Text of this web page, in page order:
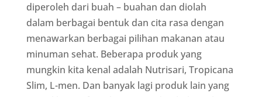
diperoleh dari buah – buahan dan diolah
dalam berbagai bentuk dan cita rasa dengan
menawarkan berbagai pilihan makanan atau
minuman sehat. Beberapa produk yang
mungkin kita kenal adalah Nutrisari, Tropicana
Slim, L-men. Dan banyak lagi produk lain yang